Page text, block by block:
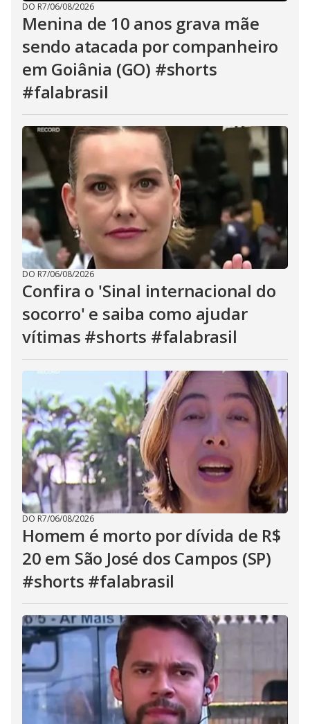
DO R7/06/08/2026
Menina de 10 anos grava mãe
sendo atacada por companheiro
em Goiânia (GO) #shorts
#falabrasil
DO R7/06/08/2026
Confira o 'Sinal internacional do
socorro' e saiba como ajudar
vítimas #shorts #falabrasil
DO R7/06/08/2026
Homem é morto por dívida de R$
20 em São José dos Campos (SP)
#shorts #falabrasil